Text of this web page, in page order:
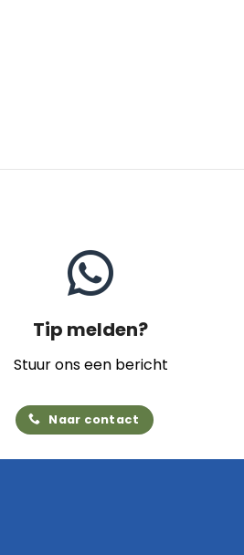
Tip melden?
Stuur ons een bericht
Naar contact